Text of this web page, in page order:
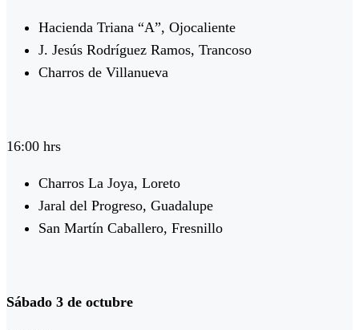
Hacienda Triana “A”, Ojocaliente
J. Jesús Rodríguez Ramos, Trancoso
Charros de Villanueva
16:00 hrs
Charros La Joya, Loreto
Jaral del Progreso, Guadalupe
San Martín Caballero, Fresnillo
Sábado 3 de octubre